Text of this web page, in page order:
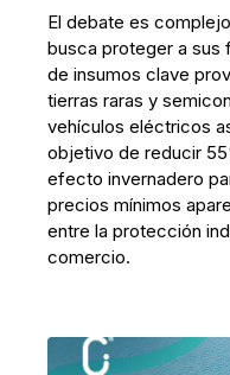
El debate es
busca proteger a sus
de insumos clave
tierras raras y
vehículos eléctricos
objetivo de reducir
efecto invernadero
precios mínimos
entre la protección
comercio.